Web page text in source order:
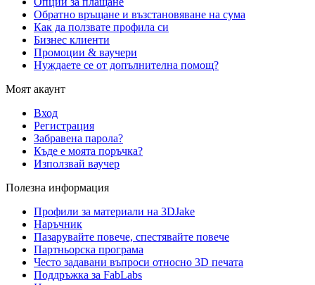
Обратно връщане и възстановяване на сума
Как да ползвате профила си
Бизнес клиенти
Промоции & ваучери
Нуждаете се от допълнителна помощ?
Моят акаунт
Вход
Регистрация
Забравена парола?
Къде е моята поръчка?
Използвай ваучер
Полезна информация
Профили за материали на 3DJake
Наръчник
Пазарувайте повече, спестявайте повече
Партньорска програма
Често задавани въпроси относно 3D печата
Поддръжка за FabLabs